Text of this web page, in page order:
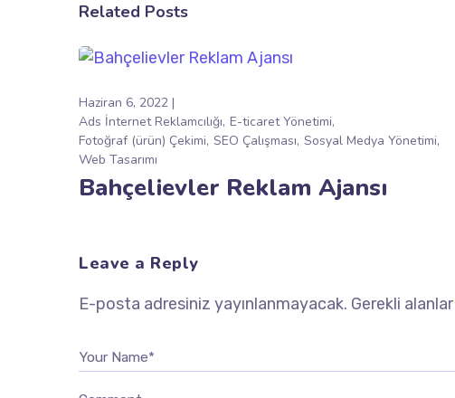
Related Posts
Haziran 6, 2022
Ads İnternet Reklamcılığı E-ticaret Yönetimi
Fotoğraf (ürün) Çekimi SEO Çalışması Sosyal Medya Yönetimi
Web Tasarımı
Bahçelievler Reklam Ajansı
Leave a Reply
E-posta adresiniz yayınlanmayacak. Gerekli alanlar
Your Name*